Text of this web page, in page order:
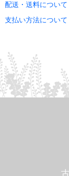
配送・送料について
支払い方法について